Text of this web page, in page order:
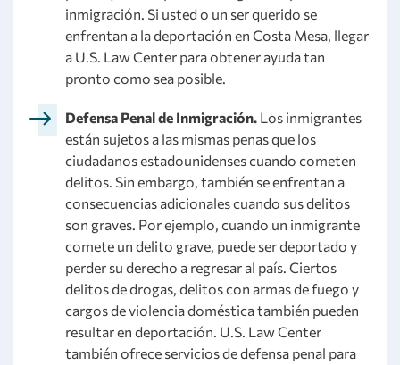
inmigración. Si usted o un ser querido se
enfrentan a la deportación en Costa Mesa, llegar
a U.S. Law Center para obtener ayuda tan
pronto como sea posible.
Defensa Penal de Inmigración. Los inmigrantes
están sujetos a las mismas penas que los
ciudadanos estadounidenses cuando cometen
delitos. Sin embargo, también se enfrentan a
consecuencias adicionales cuando sus delitos
son graves. Por ejemplo, cuando un inmigrante
comete un delito grave, puede ser deportado y
perder su derecho a regresar al país. Ciertos
delitos de drogas, delitos con armas de fuego y
cargos de violencia doméstica también pueden
resultar en deportación. U.S. Law Center
también ofrece servicios de defensa penal para